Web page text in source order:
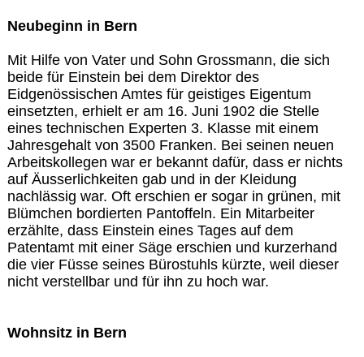
Neubeginn in Bern
Mit Hilfe von Vater und Sohn Grossmann, die sich
beide für Einstein bei dem Direktor des
Eidgenössischen Amtes für geistiges Eigentum
einsetzten, erhielt er am 16. Juni 1902 die Stelle
eines technischen Experten 3. Klasse mit einem
Jahresgehalt von 3500 Franken. Bei seinen neuen
Arbeitskollegen war er bekannt dafür, dass er nichts
auf Äusserlichkeiten gab und in der Kleidung
nachlässig war. Oft erschien er sogar in grünen, mit
Blümchen bordierten Pantoffeln. Ein Mitarbeiter
erzählte, dass Einstein eines Tages auf dem
Patentamt mit einer Säge erschien und kurzerhand
die vier Füsse seines Bürostuhls kürzte, weil dieser
nicht verstellbar und für ihn zu hoch war.
Wohnsitz in Bern